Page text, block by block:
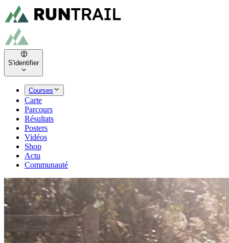
S'identifier
Courses
Carte
Parcours
Résultats
Posters
Vidéos
Shop
Actu
Communauté